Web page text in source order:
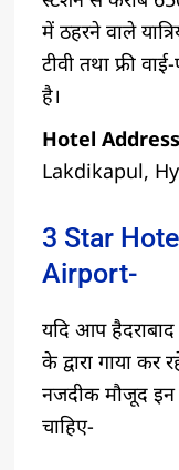
में ठहरने वाले
टीवी तथा फ्री
है।
Hotel
Lakdikapul,
3 Star
Airport-
यदि आप हैदराबाद
के द्वारा गाया कर
नजदीक मौजूद इन
चाहिए-